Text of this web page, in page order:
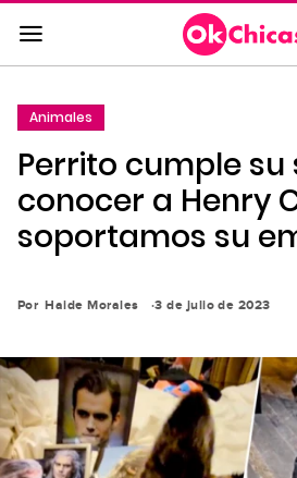
Saltar
al
contenido
a
la
navegación
principal
Animales
Perrito cumple su
conocer a Henry
soportamos su
Por Haide Morales 3 de julio de 2023